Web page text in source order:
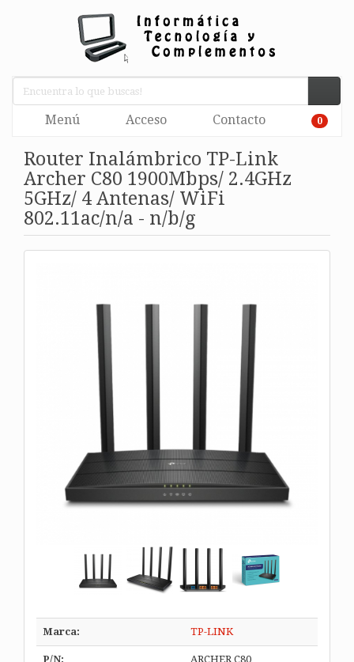
Menú Acceso Contacto 0
Router Inalámbrico TP-Link
Archer C80 1900Mbps/ 2.4GHz
5GHz/ 4 Antenas/ WiFi
802.11ac/n/a - n/b/g
Marca: TP-LINK
P/N: ARCHER C80